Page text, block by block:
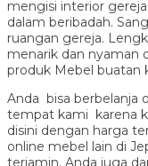
mengisi interior
dalam beribadah.
ruangan gereja.
menarik dan nyaman
produk Mebel buatan
Anda bisa berbelanja
tempat kami karena
disini dengan harga
online mebel lain di
terjamin. Anda juga